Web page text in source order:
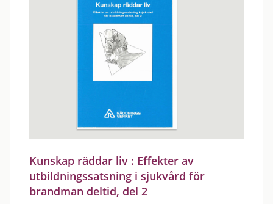
Kunskap räddar liv : Effekter av
utbildningssatsning i sjukvård för
brandman deltid, del 2